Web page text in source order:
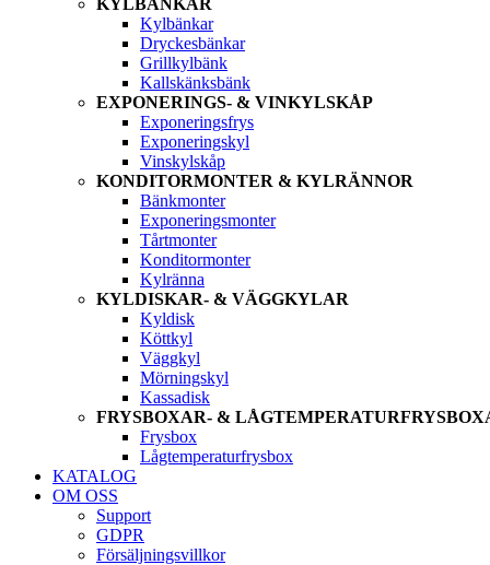
KYLBÄNKAR
Kylbänkar
Dryckesbänkar
Grillkylbänk
Kallskänksbänk
EXPONERINGS- & VINKYLSKÅP
Exponeringsfrys
Exponeringskyl
Vinskylskåp
KONDITORMONTER & KYLRÄNNOR
Bänkmonter
Exponeringsmonter
Tårtmonter
Konditormonter
Kylränna
KYLDISKAR- & VÄGGKYLAR
Kyldisk
Köttkyl
Väggkyl
Mörningskyl
Kassadisk
FRYSBOXAR- &
Frysbox
Lågtemperaturfrysbox
KATALOG
OM OSS
Support
GDPR
Försäljningsvillkor